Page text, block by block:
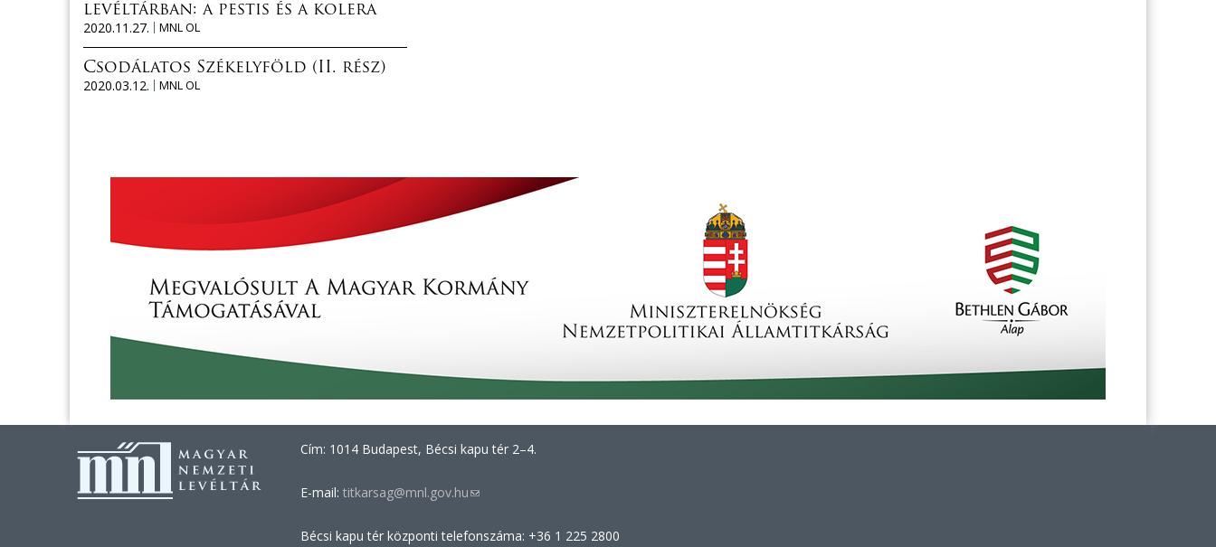
levéltárban: a pestis és a kolera
2020.11.27.
MNL OL
Csodálatos Székelyföld (II. rész)
2020.03.12.
MNL OL
Cím: 1014 Budapest, Bécsi kapu tér 2–4.
E-mail: titkarsag@mnl.gov.hu(link
e-
Bécsi kapu tér központi telefonszáma: +36 1 225 2800